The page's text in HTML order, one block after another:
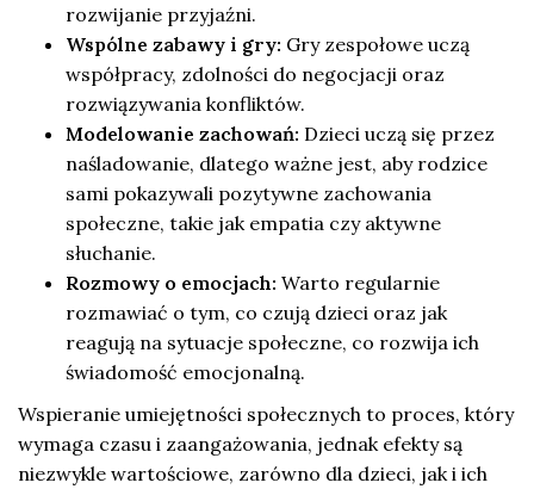
rozwijanie przyjaźni.
Wspólne zabawy i gry: Gry zespołowe uczą
współpracy, zdolności do negocjacji oraz
rozwiązywania konfliktów.
Modelowanie zachowań: Dzieci uczą się przez
naśladowanie, dlatego ważne jest, aby rodzice
sami pokazywali pozytywne zachowania
społeczne, takie jak empatia czy aktywne
słuchanie.
Rozmowy o emocjach: Warto regularnie
rozmawiać o tym, co czują dzieci oraz jak
reagują na sytuacje społeczne, co rozwija ich
świadomość emocjonalną.
Wspieranie umiejętności społecznych to proces, który
wymaga czasu i zaangażowania, jednak efekty są
niezwykle wartościowe, zarówno dla dzieci, jak i ich